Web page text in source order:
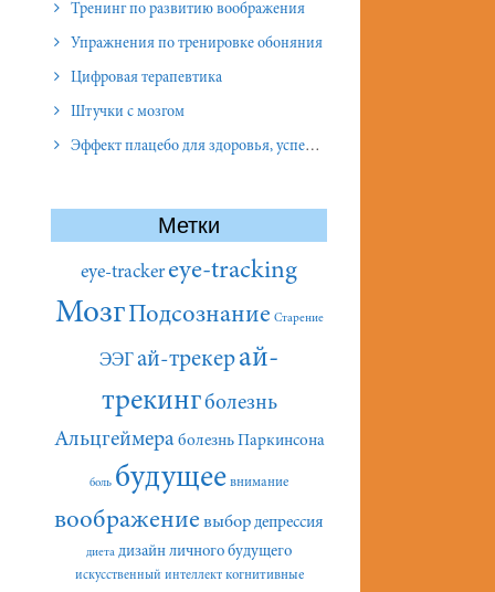
Тренинг по развитию воображения
Упражнения по тренировке обоняния
Цифровая терапевтика
Штучки с мозгом
Эффект плацебо для здоровья, успеха и отношений
Метки
eye-tracker eye-tracking
МозгПодсознание Старение
ЭЭГай-трекерай-
трекингболезнь
Альцгеймера болезнь Паркинсона
боль будущее внимание
воображение выбор депрессия
диета дизайн личного будущего
искусственный интеллект когнитивные